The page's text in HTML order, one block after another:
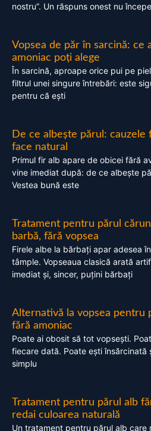
nostru”. Un răspuns onest nu începe
Vopsea de păr în sarcină: ce
amoniac poți alege
În sarcină, aproape orice pui pe
filtrul unei singure întrebări: este
pentru că ești
De ce albește părul:
face natural
Primul fir alb apare de obicei fără
vine imediat după: de ce albește
Vestea bună este
Tratament pentru părul
barbă, fără vopsea
Firele albe la bărbați apar adesea
tâmple. Vopseaua clasică arată
imediat și, sincer, puțini bărbați
Alternativă la vopsea pentru
fără amoniac
Poate ai obosit să tot vopsești.
fiecare dată. Poate ești însărcinată
simplu
Tratament pentru părul alb
redai culoarea naturală
Un tratament pentru părul alb care